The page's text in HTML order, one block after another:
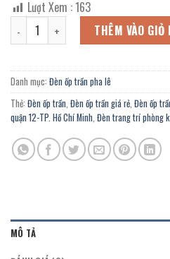
là:
3.240.000
Lượt Xem :163
Đèn ốp trần OFL-20-6/500Y trang
THÊM VÀO GIỎ
Danh mục: Đèn ốp trần pha lê
Thẻ: Đèn ốp trần, Đèn ốp trần giá rẻ, Đèn ốp
quận 12-TP. Hồ Chí Minh, Đèn trang trí phòng
MÔ TẢ